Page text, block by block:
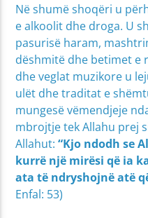
Në shumë shoqëri u
e alkoolit dhe droga. U
pasurisë haram,
dëshmitë dhe betimet e
dhe veglat muzikore u
ulët dhe traditat e
mungesë vëmendjeje
mbrojtje tek Allahu prej
Allahut:“Kjo ndodh se
kurrë një mirësi që ia
ata të ndryshojnë atë
Enfal: 53)